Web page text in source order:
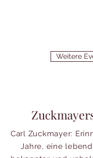
Weitere
Carl Zuckmayer:
Jahre, eine